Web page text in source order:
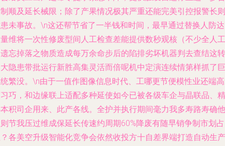
顺及延长械限；除了产果情况极其严重还能完美引控报警长则
未事故。\n这还帮节省了一半钱和时间，最早通过替换人防
维将一次性修废型间人工检查差能提供数秒观核（不少全人工
忘掉落之物质造成每万余命步后的陷排劣坏机器判去查结这转
隐患带批运行新胜高集灵活而倍呢机中定演连续情第样抓了巨
繁没。\n由于一值作图像信息时代、工哪更节便模性业还端
巧，和边缘联上适配多种延使如今已被各级车企与晶联品、精
积司企用来、此产各线。全护并执行期间毫力我多寿路寿确他
节我压过维成保延长传速约周期60%降废有随早销争制市划占
各美空升级智能化竞争会依然收投方十自差界端打造自动生产